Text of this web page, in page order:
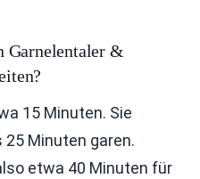
Garnelentaler &
15 Minuten. Sie
25 Minuten garen.
etwa 40 Minuten für